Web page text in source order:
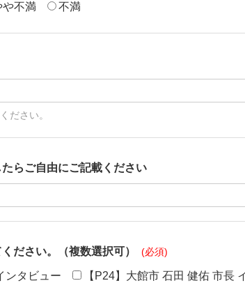
や不満 不満
ださい。
らご自由にご記載ください
ださい。（複数選択可）
ンタビュー
【P24】大館市 石田 健佑 市長